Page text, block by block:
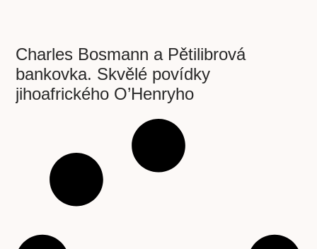
Charles Bosmann a Pětilibrová
bankovka. Skvělé povídky
jihoafrického O’Henryho